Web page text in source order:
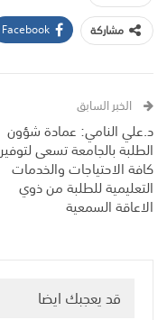
مشاركة
Facebook
الخبر السابق
د.علي النامي: عمادة شؤون
الطلبة بالجامعة تسعى لتوفير
كافة الاحتياجات والخدمات
التعليمية للطلبة من ذوي
الاعاقة السمعية
قد يعجبك ايضا